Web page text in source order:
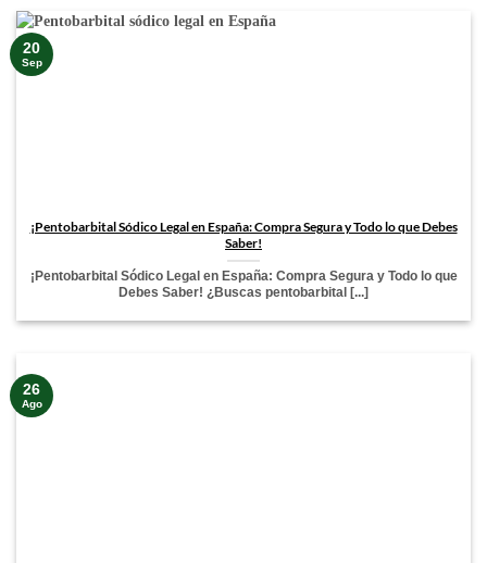
¡Pentobarbital Sódico Legal en España: Compra Segura y Todo lo que Debes
Saber!
¡Pentobarbital Sódico Legal en España: Compra Segura y Todo lo que
Debes Saber! ¿Buscas pentobarbital [...]
20
Sep
26
Ago